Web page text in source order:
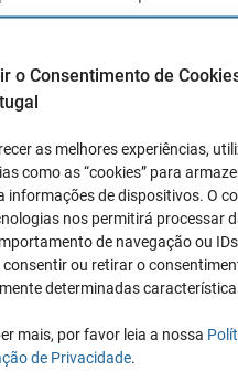
o Consentimento de
as melhores experiências,
como as “cookies” para
informações de dispositivos. O
nos permitirá processar
de navegação ou
consentir ou retirar o
determinadas
mais, por favor leia a nossa
de Privacidade
de conta de 20
ilustram como as
dos investimentos.
muitas transações, uma taxa
pode ser preferível. Por
compra e manutenção,
ou inexistente pode ser
lembrar queas comissões
Outros fatores, como